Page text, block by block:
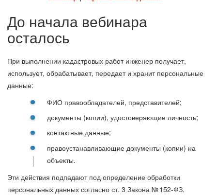
До начала вебинара
осталось
При выполнении кадастровых работ инженер получает,
использует, обрабатывает, передает и хранит персональные
данные:
ФИО правообладателей, представителей;
документы (копии), удостоверяющие личность;
контактные данные;
правоустанавливающие документы (копии) на
объекты.
Эти действия подпадают под определение обработки
персональных данных согласно ст. 3 Закона № 152-ФЗ.